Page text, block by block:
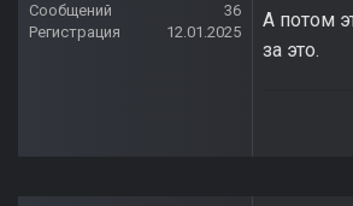
Сообщений
36
Регистрация
12.01.2025
А потом
за это.